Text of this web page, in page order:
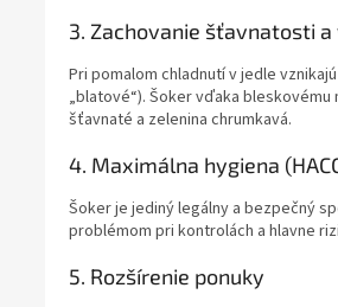
3. Zachovanie šťavnatosti
Pri pomalom chladnutí v jedle
„blatové“). Šoker vďaka
šťavnaté a zelenina chrumkavá.
4. Maximálna hygiena
Šoker je jediný legálny a bezpečný
problémom pri kontrolách a hlavne
5. Rozšírenie ponuky